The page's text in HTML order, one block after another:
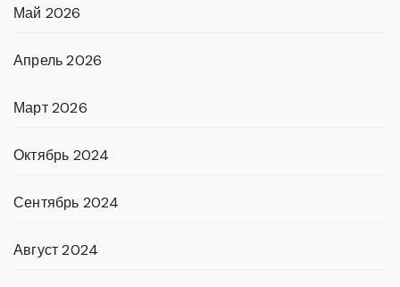
Май 2026
Апрель 2026
Март 2026
Октябрь 2024
Сентябрь 2024
Август 2024